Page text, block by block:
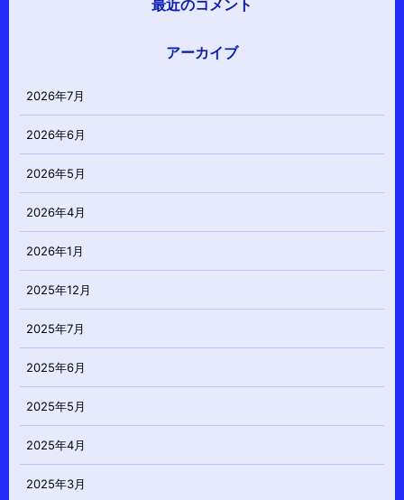
最近のコメント
アーカイブ
2026年7月
2026年6月
2026年5月
2026年4月
2026年1月
2025年12月
2025年7月
2025年6月
2025年5月
2025年4月
2025年3月